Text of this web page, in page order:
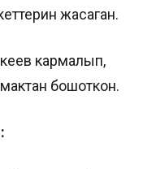
жасаган.
кармалып,
бошоткон.